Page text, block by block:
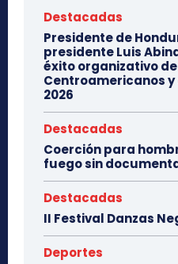
Destacadas
Presidente de
presidente Luis
éxito organizativo
Centroamericanos y
2026
Destacadas
Coerción para
fuego sin
Destacadas
II Festival Danzas
Deportes